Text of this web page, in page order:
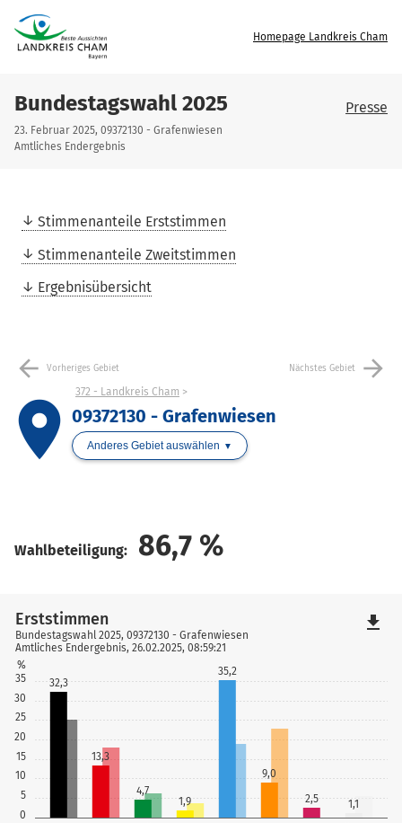
Homepage Landkreis Cham
Bundestagswahl 2025
23. Februar 2025, 09372130 - Grafenwiesen
Amtliches Endergebnis
Presse
Stimmenanteile Erststimmen
Stimmenanteile Zweitstimmen
Ergebnisübersicht
arrow_back Vorheriges Gebiet Nächstes Gebiet arrow_forward
place
372 - Landkreis Cham
09372130 - Grafenwiesen
Anderes Gebiet auswählen
Wahlbeteiligung: 86,7 %
0
5
10
15
20
25
30
35
%
32,3
13,3
4,7
1,9
35,2
9,0
2,5
1,1
Erststimmen
Bundestagswahl 2025, 09372130 - Grafenwiesen
Amtliches Endergebnis, 26.02.2025, 08:59:21
file_download